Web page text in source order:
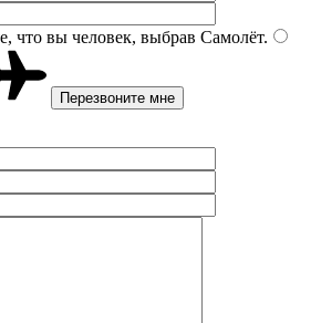
что вы человек, выбрав Самолёт.